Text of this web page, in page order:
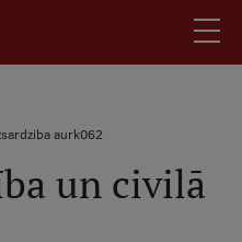
aurk062
un civilā